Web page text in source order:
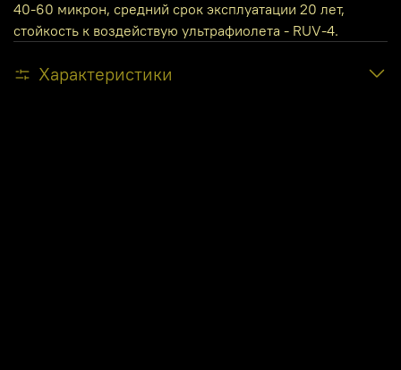
40-60 микрон, средний срок эксплуатации 20 лет,
стойкость к воздействую ультрафиолета - RUV-4.
Характеристики